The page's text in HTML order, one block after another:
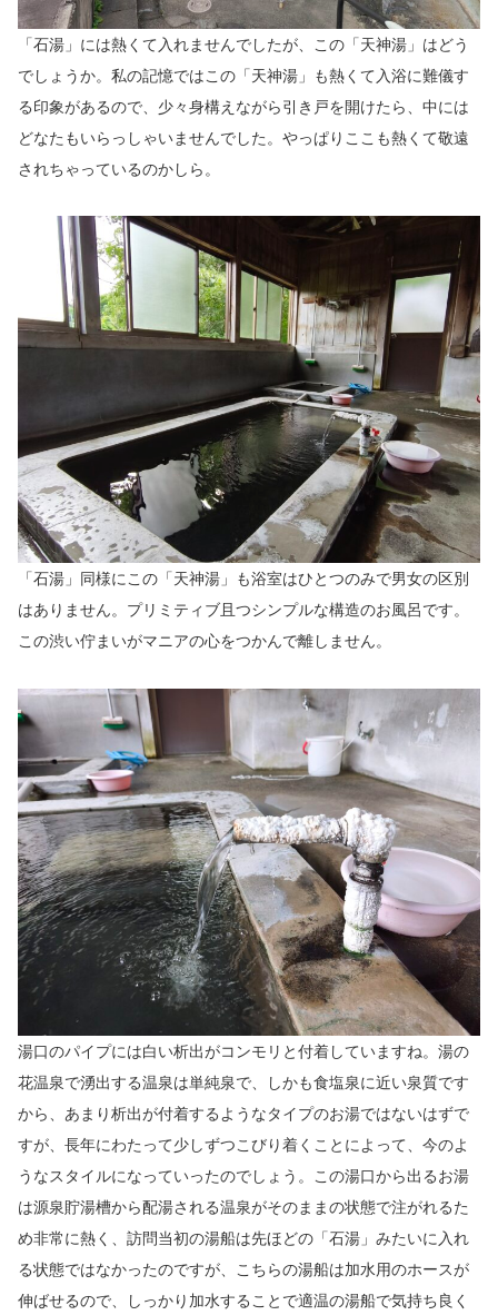
「石湯」には熱くて入れませんでしたが、この「天神湯」はどう
でしょうか。私の記憶ではこの「天神湯」も熱くて入浴に難儀す
る印象があるので、少々身構えながら引き戸を開けたら、中には
どなたもいらっしゃいませんでした。やっぱりここも熱くて敬遠
されちゃっているのかしら。
「石湯」同様にこの「天神湯」も浴室はひとつのみで男女の区別
はありません。プリミティブ且つシンプルな構造のお風呂です。
この渋い佇まいがマニアの心をつかんで離しません。
湯口のパイプには白い析出がコンモリと付着していますね。湯の
花温泉で湧出する温泉は単純泉で、しかも食塩泉に近い泉質です
から、あまり析出が付着するようなタイプのお湯ではないはずで
すが、長年にわたって少しずつこびり着くことによって、今のよ
うなスタイルになっていったのでしょう。この湯口から出るお湯
は源泉貯湯槽から配湯される温泉がそのままの状態で注がれるた
め非常に熱く、訪問当初の湯船は先ほどの「石湯」みたいに入れ
る状態ではなかったのですが、こちらの湯船は加水用のホースが
伸ばせるので、しっかり加水することで適温の湯船で気持ち良く